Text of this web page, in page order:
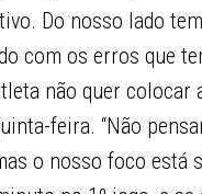
Do nosso lado
com os erros que
não quer colocar
feira. “Não
o nosso foco está